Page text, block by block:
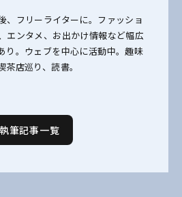
、フリーライターに。ファッショ
エンタメ、お出かけ情報など幅広
り。ウェブを中心に活動中。趣味
店巡り、読書。
執筆記事一覧